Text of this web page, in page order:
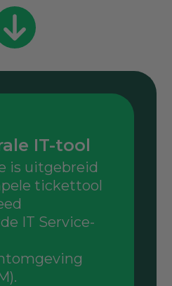
IT-tool
is uitgebreid
tickettool
IT Service-